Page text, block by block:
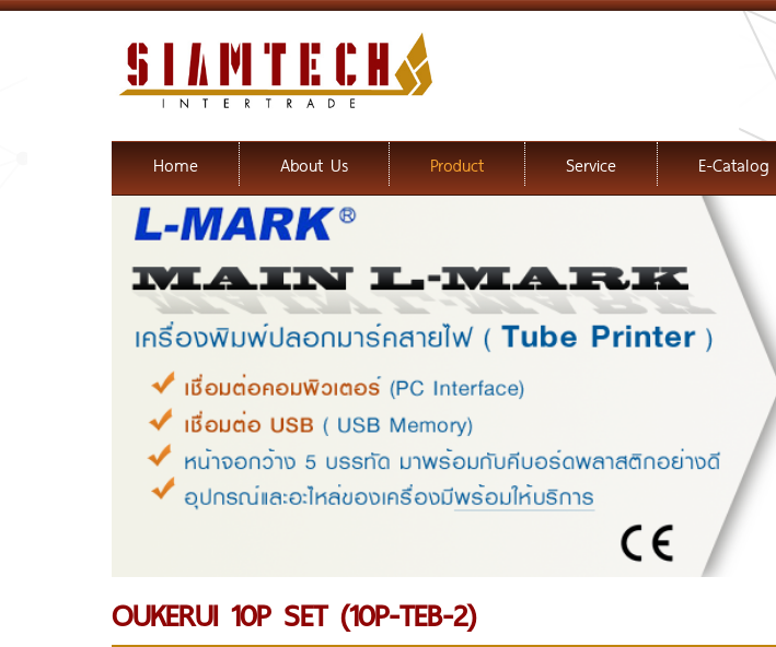
Home About Us Product Service E-
OUKERUI 10P SET (10P-TEB-2)